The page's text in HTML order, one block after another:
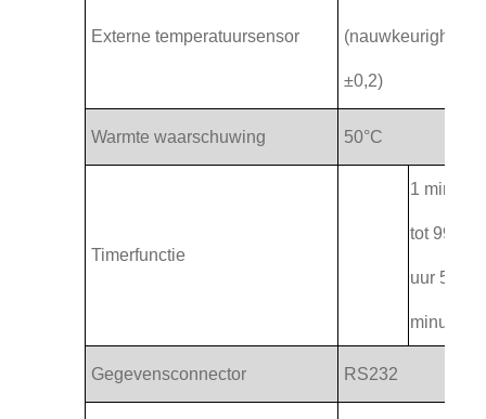
Externe temperatuursensor (nauwkeurigheid
±0,2)
Warmte waarschuwing 50°C
Timerfunctie
1 minuut
tot 99
uur 59
minuten
Gegevensconnector RS232